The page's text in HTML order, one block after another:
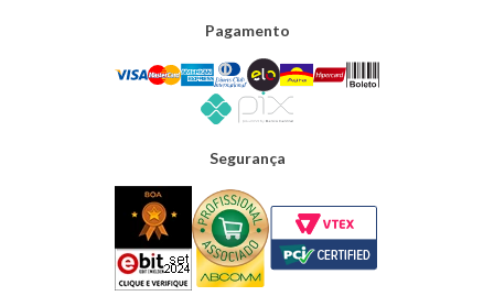
Pagamento
Segurança